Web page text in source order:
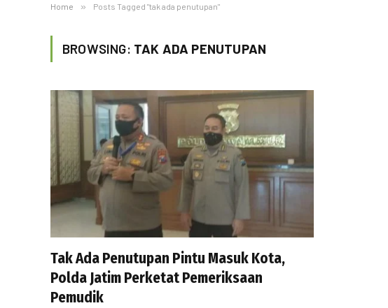
Home » Posts Tagged "tak ada penutupan"
BROWSING: TAK ADA PENUTUPAN
Tak Ada Penutupan Pintu Masuk Kota,
Polda Jatim Perketat Pemeriksaan
Pemudik